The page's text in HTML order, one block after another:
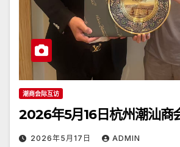
潮商会际互访
2026年5月16日杭州潮汕商
2026年5月17日 ADMIN